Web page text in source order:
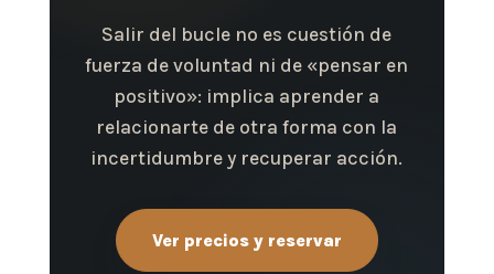
Salir del bucle no es cuestión de
fuerza de voluntad ni de «pensar en
positivo»: implica aprender a
relacionarte de otra forma con la
incertidumbre y recuperar acción.
Ver precios y reservar